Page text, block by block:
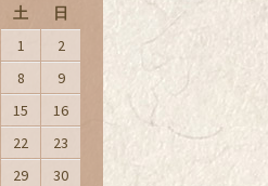
土 日
1
2
8
9
15
16
22
23
29
30